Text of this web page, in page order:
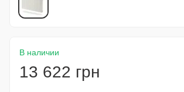
В наличии
13 622 грн